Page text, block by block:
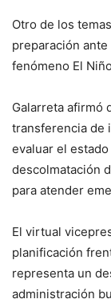
Otro de los
preparación
fenómeno El
Galarreta afirmó
transferencia de
evaluar el
descolmatación
para atender
El virtual
planificación
representa un
administración